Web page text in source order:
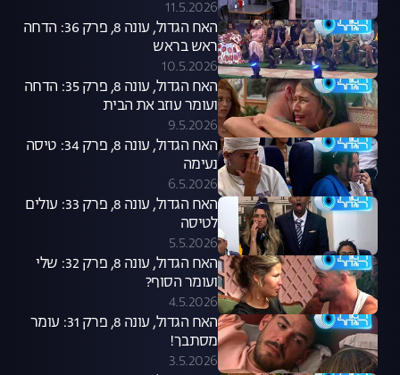
11.5.2026
האח הגדול, עונה 8, פרק 36: הדחה
ראש בראש
10.5.2026
האח הגדול, עונה 8, פרק 35: הדחה
ועומר עוזב את הבית
9.5.2026
האח הגדול, עונה 8, פרק 34: טיסה
נעימה
6.5.2026
האח הגדול, עונה 8, פרק 33: עולים
לטיסה
5.5.2026
האח הגדול, עונה 8, פרק 32: שלי
ועומר הסוף?
4.5.2026
האח הגדול, עונה 8, פרק 31: עומר
מסתבך!
3.5.2026